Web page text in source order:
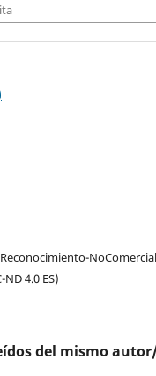
ND 4.0 ES)
del mismo